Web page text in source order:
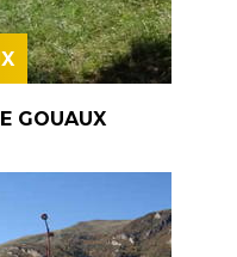
GOUAUX